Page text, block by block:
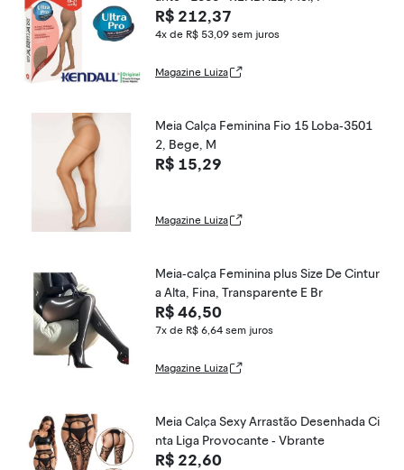
R$ 212,37
4x de R$ 53,09 sem juros
Magazine Luiza
Meia Calça Feminina Fio 15 Loba-3501
2, Bege, M
R$ 15,29
Magazine Luiza
Meia-calça Feminina plus Size De Cintur
a Alta, Fina, Transparente E Br
R$ 46,50
7x de R$ 6,64 sem juros
Magazine Luiza
Meia Calça Sexy Arrastão Desenhada Ci
nta Liga Provocante - Vbrante
R$ 22,60